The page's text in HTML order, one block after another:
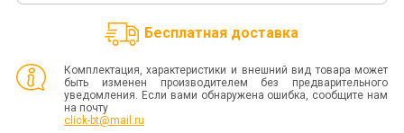
Бесплатная доставка
Комплектация, характеристики и внешний вид товара может
быть изменен производителем без предварительного
уведомления. Если вами обнаружена ошибка, сообщите нам
на почту
click-bt@mail.ru